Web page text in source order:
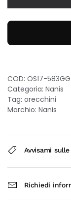
oro
18kt
diamanti
quantità
COD: OS17-
Categoria: Nanis
Tag: orecchini
Marchio: Nanis
Avvisami
Richiedi